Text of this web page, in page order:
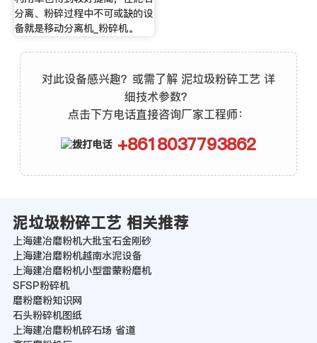
分离、粉碎过程中不可或缺的设
备就是移动分离机_粉碎机。
对此设备感兴趣？或需了解 泥垃圾粉碎工艺 详
细技术参数？
点击下方电话直接咨询厂家工程师：
+8618037793862
泥垃圾粉碎工艺 相关推荐
上海建冶磨粉机大批宝石金刚砂
上海建冶磨粉机越南水泥设备
上海建冶磨粉机小型雷蒙粉磨机
SFSP粉碎机
磨粉磨粉知识网
石头粉碎机图纸
上海建冶磨粉机碎石场 省道